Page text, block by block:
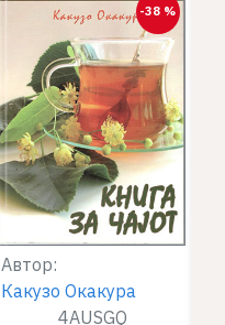
-38 %
Автор:
Какузо Окакура
4AUSGQ